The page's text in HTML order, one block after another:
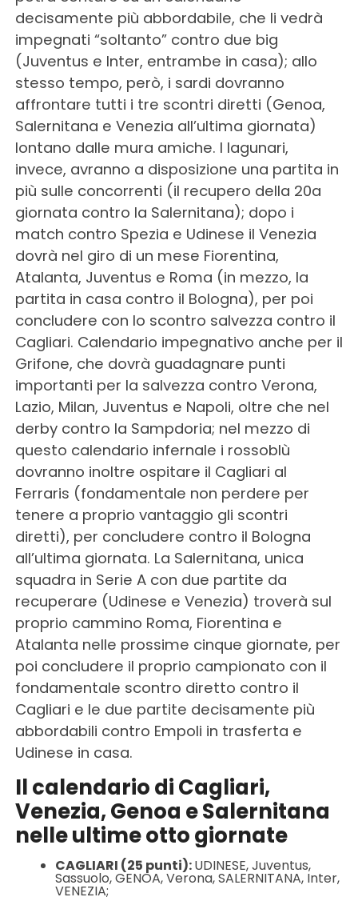
decisamente più abbordabile, che li vedrà
impegnati “soltanto” contro due big
(Juventus e Inter, entrambe in casa); allo
stesso tempo, però, i sardi dovranno
affrontare tutti i tre scontri diretti (Genoa,
Salernitana e Venezia all’ultima giornata)
lontano dalle mura amiche. I lagunari,
invece, avranno a disposizione una partita in
più sulle concorrenti (il recupero della 20a
giornata contro la Salernitana); dopo i
match contro Spezia e Udinese il Venezia
dovrà nel giro di un mese Fiorentina,
Atalanta, Juventus e Roma (in mezzo, la
partita in casa contro il Bologna), per poi
concludere con lo scontro salvezza contro il
Cagliari. Calendario impegnativo anche per il
Grifone, che dovrà guadagnare punti
importanti per la salvezza contro Verona,
Lazio, Milan, Juventus e Napoli, oltre che nel
derby contro la Sampdoria; nel mezzo di
questo calendario infernale i rossoblù
dovranno inoltre ospitare il Cagliari al
Ferraris (fondamentale non perdere per
tenere a proprio vantaggio gli scontri
diretti), per concludere contro il Bologna
all’ultima giornata. La Salernitana, unica
squadra in Serie A con due partite da
recuperare (Udinese e Venezia) troverà sul
proprio cammino Roma, Fiorentina e
Atalanta nelle prossime cinque giornate, per
poi concludere il proprio campionato con il
fondamentale scontro diretto contro il
Cagliari e le due partite decisamente più
abbordabili contro Empoli in trasferta e
Udinese in casa.
Il calendario di Cagliari,
Venezia, Genoa e Salernitana
nelle ultime otto giornate
CAGLIARI (25 punti):UDINESE, Juventus,
Sassuolo, GENOA, Verona, SALERNITANA, Inter,
VENEZIA;